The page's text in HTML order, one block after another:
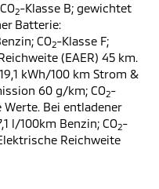
2-Klasse B; gewichtet
Batterie:
CO2-Klasse F;
(EAER) 45 km.
kWh/100 km Strom &
60 g/km; CO2-
Bei entladener
l/100km Benzin; CO2-
Reichweite